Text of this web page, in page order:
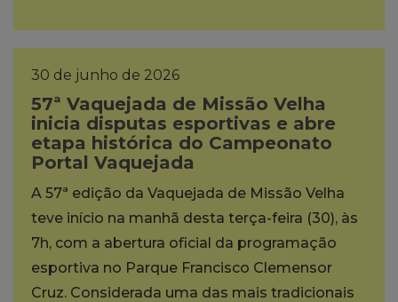
30 de junho de 2026
57ª Vaquejada de Missão Velha
inicia disputas esportivas e abre
etapa histórica do Campeonato
Portal Vaquejada
A 57ª edição da Vaquejada de Missão Velha
teve início na manhã desta terça-feira (30), às
7h, com a abertura oficial da programação
esportiva no Parque Francisco Clemensor
Cruz. Considerada uma das mais tradicionais